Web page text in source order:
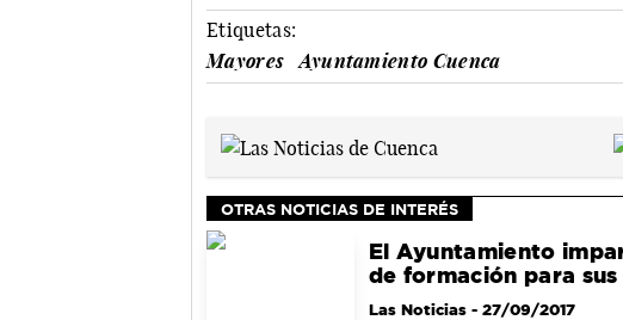
Etiquetas:
Mayores
Ayuntamiento Cuenca
OTRAS NOTICIAS DE INTERÉS
El Ayuntamiento
de formación para
Las Noticias- 27/09/2017